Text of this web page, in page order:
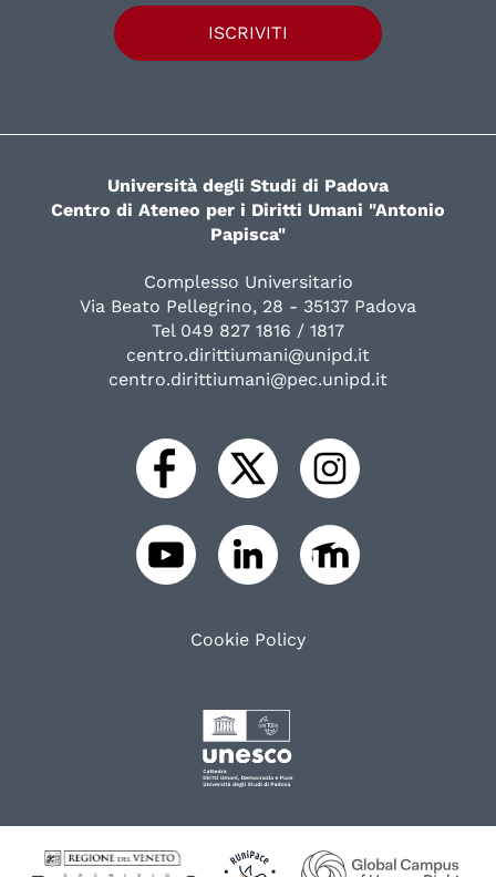
ISCRIVITI
Università degli Studi di Padova
Centro di Ateneo per i Diritti Umani "Antonio
Papisca"
Complesso Universitario
Via Beato Pellegrino, 28 - 35137 Padova
Tel 049 827 1816 / 1817
centro.dirittiumani@unipd.it
centro.dirittiumani@pec.unipd.it
Cookie Policy